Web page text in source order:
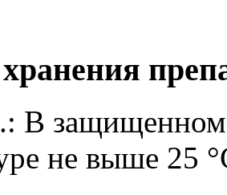
В защищенном
не выше 25